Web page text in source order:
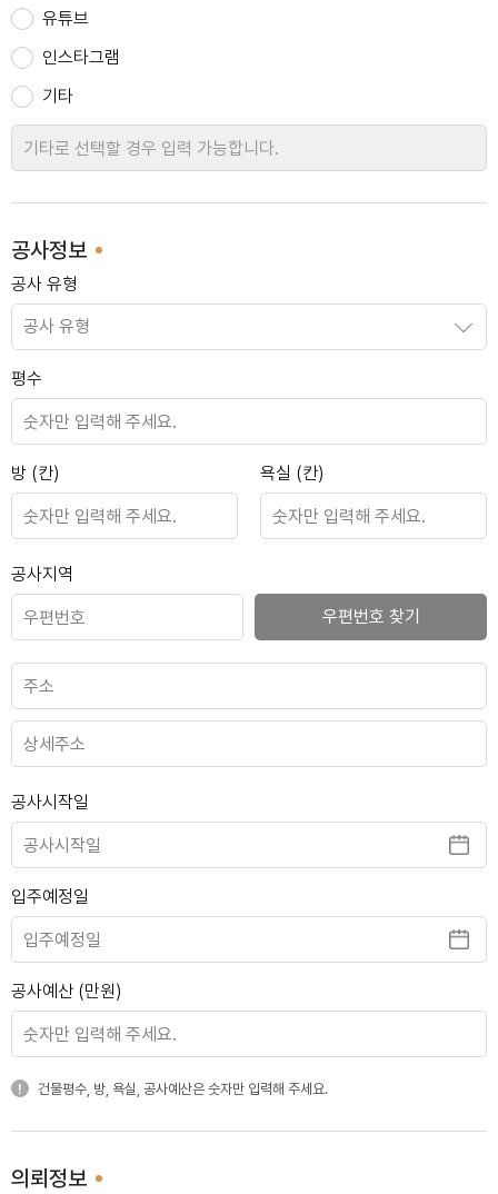
도곡 래미안
사당 롯데캐슬
서초 반포래미안
유튜브
인스타그램
기타
공사정보
공사 유형
평수
방 (칸) 욕실 (칸)
공사지역
우편번호 찾기
공사시작일
입주예정일
공사예산 (만원)
건물평수, 방, 욕실, 공사예산은 숫자만 입력해 주세요.
의뢰정보